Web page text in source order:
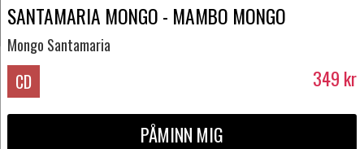
SANTAMARIA MONGO - MAMBO MONGO
Mongo Santamaria
CD 349 kr
PÅMINN MIG